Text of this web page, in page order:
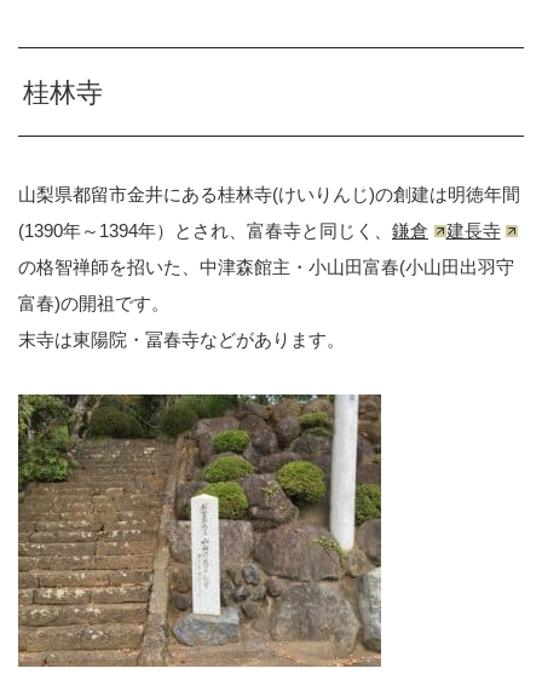
桂林寺
山梨県都留市金井にある桂林寺(けいりんじ)の創建は明徳年間
(1390年～1394年）とされ、富春寺と同じく、 鎌倉
建長寺
の格智禅師を招いた、中津森館主・小山田富春(小山田出羽守
富春)の開祖です。
末寺は東陽院・冨春寺などがあります。